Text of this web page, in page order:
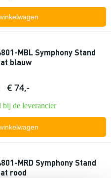
MBL Symphony Stand
blauw
€ 74,-
bij de leverancier
MRD Symphony Stand
rood